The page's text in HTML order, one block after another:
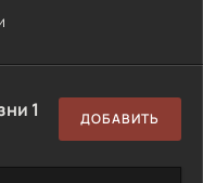
1
ДОБАВИТЬ